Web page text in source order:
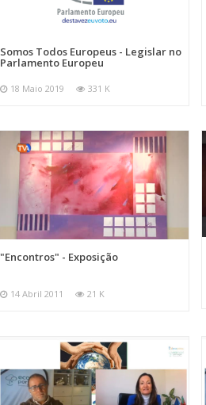
Somos Todos Europeus - Legislar no
Parlamento Europeu
18 Maio 2019 331 K
"Encontros" - Exposição
14 Abril 2011 21 K